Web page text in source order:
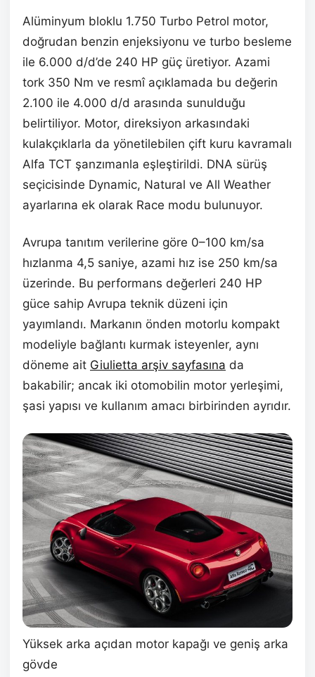
Alüminyum bloklu 1.750 Turbo Petrol motor,
doğrudan benzin enjeksiyonu ve turbo besleme
ile 6.000 d/d’de 240 HP güç üretiyor. Azami
tork 350 Nm ve resmî açıklamada bu değerin
2.100 ile 4.000 d/d arasında sunulduğu
belirtiliyor. Motor, direksiyon arkasındaki
kulakçıklarla da yönetilebilen çift kuru kavramalı
Alfa TCT şanzımanla eşleştirildi. DNA sürüş
seçicisinde Dynamic, Natural ve All Weather
ayarlarına ek olarak Race modu bulunuyor.
Avrupa tanıtım verilerine göre 0–100 km/sa
hızlanma 4,5 saniye, azami hız ise 250 km/sa
üzerinde. Bu performans değerleri 240 HP
güce sahip Avrupa teknik düzeni için
yayımlandı. Markanın önden motorlu kompakt
modeliyle bağlantı kurmak isteyenler, aynı
döneme ait Giulietta arşiv sayfasına da
bakabilir; ancak iki otomobilin motor yerleşimi,
şasi yapısı ve kullanım amacı birbirinden ayrıdır.
Yüksek arka açıdan motor kapağı ve geniş arka
gövde